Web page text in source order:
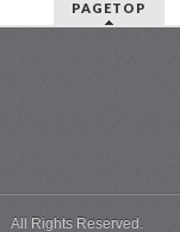
PAGETOP
All Rights Reserved.